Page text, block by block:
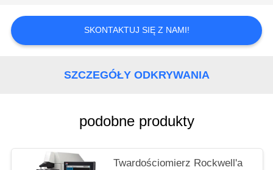
SKONTAKTUJ SIĘ Z NAMI!
SZCZEGÓŁY ODKRYWANIA
podobne produkty
Twardościomierz Rockwell'a